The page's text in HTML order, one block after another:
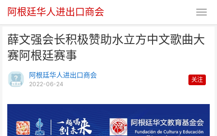
阿根廷华人进出口商会
薛文强会长积极赞助水立方中文歌曲大
赛阿根廷赛事
阿根廷华人进出口商会
2022-06-24
关注
曲大赛阿根廷赛事